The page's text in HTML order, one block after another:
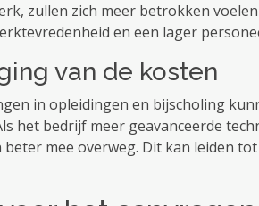
zullen zich meer betrokken
en een lager
van de kosten
in opleidingen en bijscholing
het bedrijf meer geavanceerde
beter mee overweg. Dit kan leiden